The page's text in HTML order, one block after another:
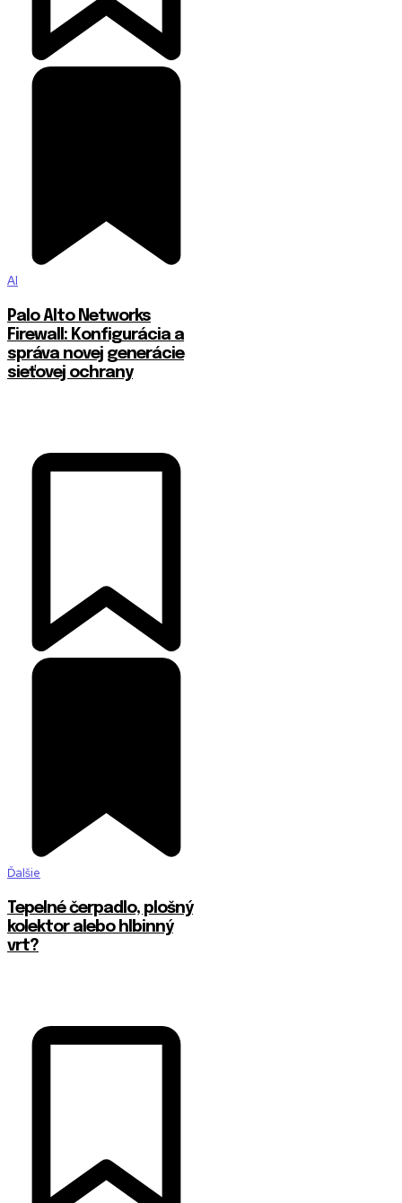
AI
Palo Alto Networks
Firewall: Konfigurácia a
správa novej generácie
sieťovej ochrany
Ďalšie
Tepelné čerpadlo, plošný
kolektor alebo hlbinný
vrt?